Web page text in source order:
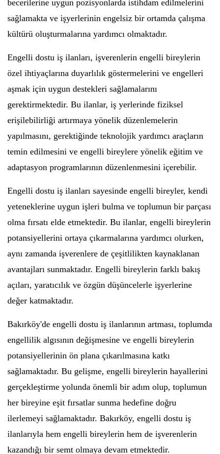
becerilerine uygun pozisyonlarda istihdam edilmelerini
sağlamakta ve işyerlerinin engelsiz bir ortamda çalışma
kültürü oluşturmalarına yardımcı olmaktadır.
Engelli dostu iş ilanları, işverenlerin engelli bireylerin
özel ihtiyaçlarına duyarlılık göstermelerini ve engelleri
aşmak için uygun destekleri sağlamalarını
gerektirmektedir. Bu ilanlar, iş yerlerinde fiziksel
erişilebilirliği artırmaya yönelik düzenlemelerin
yapılmasını, gerektiğinde teknolojik yardımcı araçların
temin edilmesini ve engelli bireylere yönelik eğitim ve
adaptasyon programlarının düzenlenmesini içerebilir.
Engelli dostu iş ilanları sayesinde engelli bireyler, kendi
yeteneklerine uygun işleri bulma ve toplumun bir parçası
olma fırsatı elde etmektedir. Bu ilanlar, engelli bireylerin
potansiyellerini ortaya çıkarmalarına yardımcı olurken,
aynı zamanda işverenlere de çeşitlilikten kaynaklanan
avantajları sunmaktadır. Engelli bireylerin farklı bakış
açıları, yaratıcılık ve özgün düşüncelerle işyerlerine
değer katmaktadır.
Bakırköy'de engelli dostu iş ilanlarının artması, toplumda
engellilik algısının değişmesine ve engelli bireylerin
potansiyellerinin ön plana çıkarılmasına katkı
sağlamaktadır. Bu gelişme, engelli bireylerin hayallerini
gerçekleştirme yolunda önemli bir adım olup, toplumun
her bireyine eşit fırsatlar sunma hedefine doğru
ilerlemeyi sağlamaktadır. Bakırköy, engelli dostu iş
ilanlarıyla hem engelli bireylerin hem de işverenlerin
kazandığı bir semt olmaya devam etmektedir.